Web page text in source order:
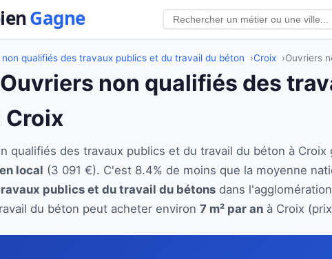
non qualifiés des travaux publics et du travail du béton Croix Ouvriers
non qualifiés des
Croix
qualifiés des travaux publics et du travail du béton à
local (3 091 €). C'est 8.4% de moins que la moyenne
publics et du travail du bétons dans
du béton peut acheter environ 7 m² par an à Croix